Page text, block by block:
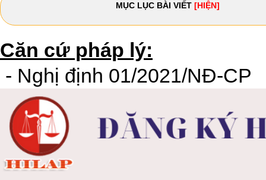
MỤC LỤC BÀI VIẾT[HIỆN]
Căn cứ pháp lý:
- Nghị định 01/2021/NĐ-CP